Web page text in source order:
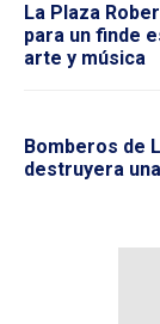
La Plaza
para un finde
arte y música
Bomberos de
destruyera